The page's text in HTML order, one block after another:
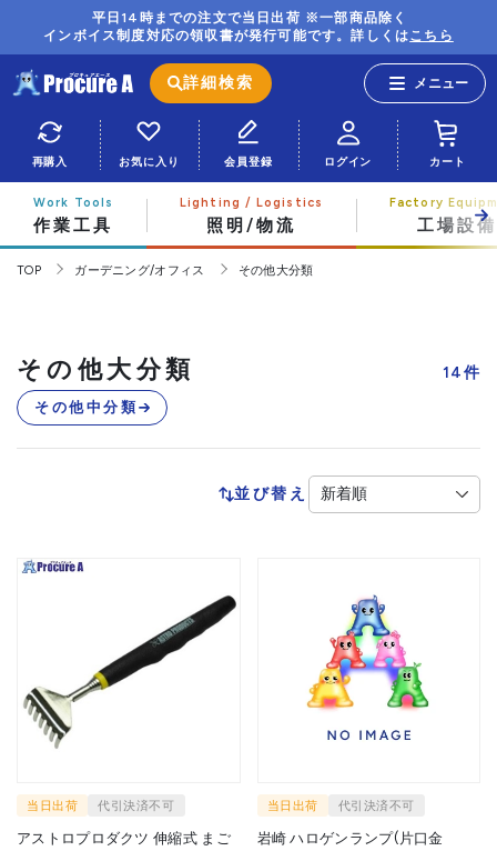
平日14時までの注文で当日出荷 ※一部商品除く
インボイス制度対応の領収書が発行可能です。詳しくはこちら
詳細検索
再購入 お気に入り 会員登録 ログイン カート
作業工具 照明/物流 工場設備
TOP ガーデニング/オフィス その他大分類
その他大分類 14件
その他中分類
並び替え
当日出荷 代引決済不可
アストロプロダクツ 伸縮式 まご
当日出荷 代引決済不可
岩崎 ハロゲンランプ(片口金